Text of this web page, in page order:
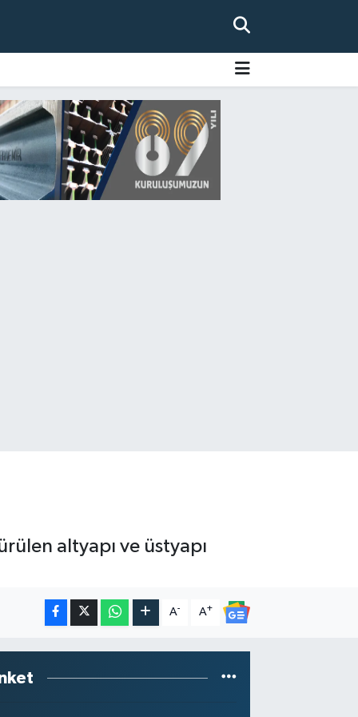
altyapı ve üstyapı
A- A+